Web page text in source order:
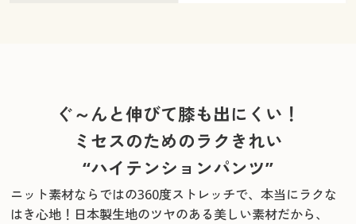
ぐ～んと伸びて膝も出にくい！
ミセスのためのラクきれい
“ハイテンションパンツ”
ニット素材ならではの360度ストレッチで、本当にラクな
はき心地！ 日本製生地のツヤのある美しい素材だから、